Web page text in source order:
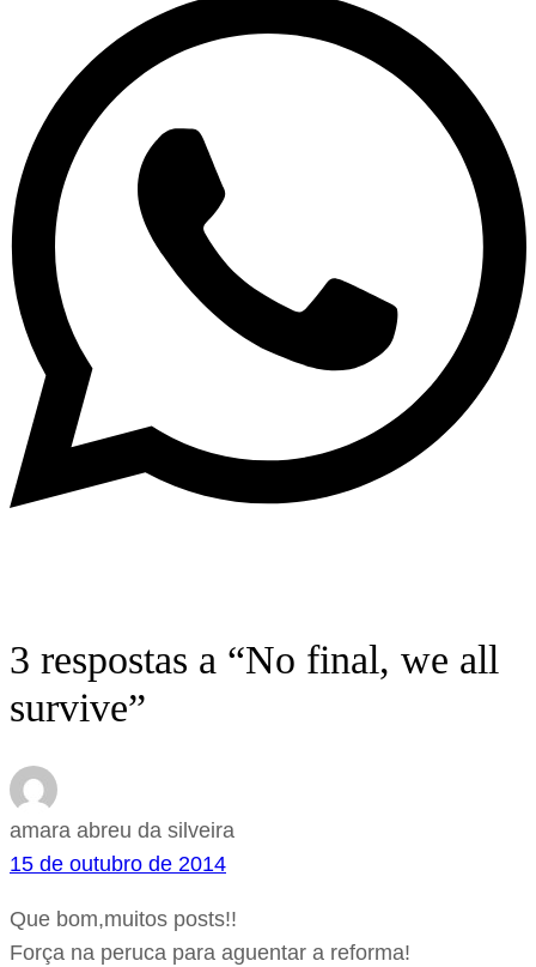
3 respostas a “No final, we all
survive”
amara abreu da silveira
15 de outubro de 2014
Que bom,muitos posts!!
Força na peruca para aguentar a reforma!